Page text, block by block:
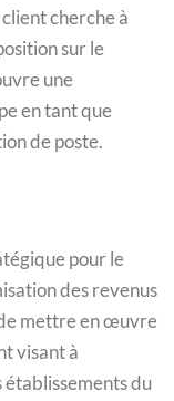
cherche à
sur le
une
en tant que
de poste.
pour le
des revenus
mettre en œuvre
visant à
du